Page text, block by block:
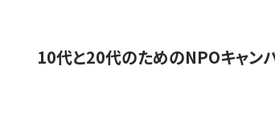
10代と20代のためのNPOキャ